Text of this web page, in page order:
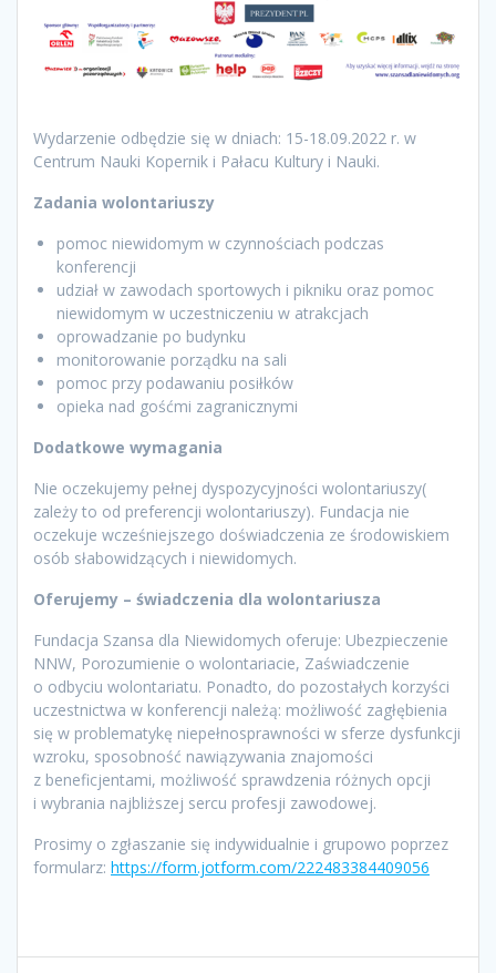
Wydarzenie odbędzie się w dniach: 15-18.09.2022 r. w
Centrum Nauki Kopernik i Pałacu Kultury i Nauki.
Zadania wolontariuszy
pomoc niewidomym w czynnościach podczas
konferencji
udział w zawodach sportowych i pikniku oraz pomoc
niewidomym w uczestniczeniu w atrakcjach
oprowadzanie po budynku
monitorowanie porządku na sali
pomoc przy podawaniu posiłków
opieka nad gośćmi zagranicznymi
Dodatkowe wymagania
Nie oczekujemy pełnej dyspozycyjności wolontariuszy(
zależy to od preferencji wolontariuszy). Fundacja nie
oczekuje wcześniejszego doświadczenia ze środowiskiem
osób słabowidzących i niewidomych.
Oferujemy – świadczenia dla wolontariusza
Fundacja Szansa dla Niewidomych oferuje: Ubezpieczenie
NNW, Porozumienie o wolontariacie, Zaświadczenie
o odbyciu wolontariatu. Ponadto, do pozostałych korzyści
uczestnictwa w konferencji należą: możliwość zagłębienia
się w problematykę niepełnosprawności w sferze dysfunkcji
wzroku, sposobność nawiązywania znajomości
z beneficjentami, możliwość sprawdzenia różnych opcji
i wybrania najbliższej sercu profesji zawodowej.
Prosimy o zgłaszanie się indywidualnie i grupowo poprzez
formularz: https://form.jotform.com/222483384409056